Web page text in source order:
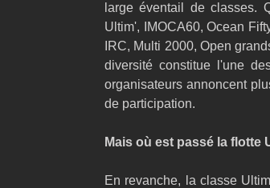
large éventail de classes.
Ultim', IMOCA60, Ocean
IRC, Multi 2000, Open
diversité constitue l'une
organisateurs annoncent
de participation.
Mais où est passé la flotte
En revanche, la classe